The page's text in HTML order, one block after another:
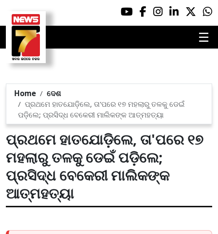
☰
Home
ଦେଶ
ପ୍ରଥମେ ହାତଯୋଡ଼ିଲେ, ତା'ପରେ ୧୭ ମହଲାରୁ ତଳକୁ ଡେଇଁ
ପଡ଼ିଲେ; ପ୍ରସିଦ୍ଧ ବେକେରୀ ମାଲିକଙ୍କ ଆତ୍ମହତ୍ୟା
ପ୍ରଥମେ ହାତଯୋଡ଼ିଲେ, ତା'ପରେ ୧୭
ମହଲାରୁ ତଳକୁ ଡେଇଁ ପଡ଼ିଲେ;
ପ୍ରସିଦ୍ଧ ବେକେରୀ ମାଲିକଙ୍କ
ଆତ୍ମହତ୍ୟା